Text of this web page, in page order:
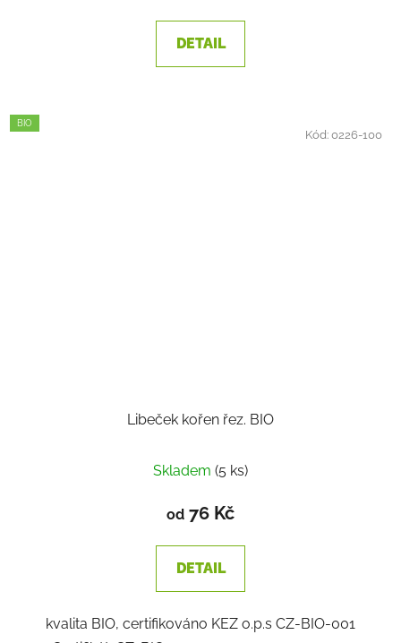
DETAIL
BIO
Libeček kořen řez. BIO
Skladem (5 ks)
od 76 Kč
DETAIL
kvalita BIO, certifikováno KEZ o.p.s CZ-BIO-001
Kód:0226-100